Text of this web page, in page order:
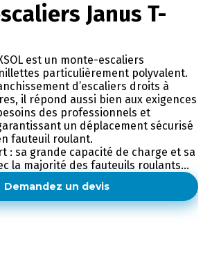
Janus T-
est un monte-escaliers
particulièrement polyvalent.
d’escaliers droits à
il répond aussi bien aux exigences
des professionnels et
un déplacement sécurisé
fauteuil roulant.
: sa grande capacité de charge et sa
la majorité des fauteuils roulants…
Demandez un devis